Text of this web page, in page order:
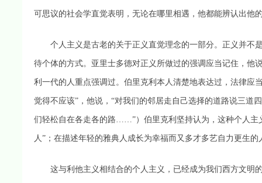
可思议的社会学直觉表明，无论在哪里相遇，他都能辨认出他
个人主义是古老的关于正义直觉理念的一部分。正义并不
待个体的方式。亚里士多德对正义所做过的强调应当记住，他
利一代的人重点强调过。伯里克利本人清楚地表达过，法律应
觉得不应该”，他说，“对我们的邻居走自己选择的道路说三道
们轻松自在各走各的路……”）伯里克利坚持认为，这种个人
人”；在描述年轻的雅典人成长为幸福而又多才多艺自力更生
这与利他主义相结合的个人主义，已经成为我们西方文明